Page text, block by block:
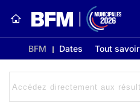
BFM Dates Tout savoir